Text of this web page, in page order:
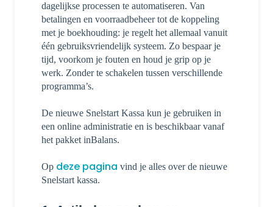
dagelijkse processen te automatiseren. Van
betalingen en voorraadbeheer tot de koppeling
met je boekhouding: je regelt het allemaal vanuit
één gebruiksvriendelijk systeem. Zo bespaar je
tijd, voorkom je fouten en houd je grip op je
werk. Zonder te schakelen tussen verschillende
programma’s.
De nieuwe Snelstart Kassa kun je gebruiken in
een online administratie en is beschikbaar vanaf
het pakket inBalans.
Op deze pagina vind je alles over de nieuwe
Snelstart kassa.